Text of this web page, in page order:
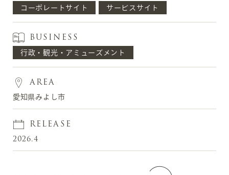
コーポレートサイト サービスサイト
BUSINESS
行政・観光・アミューズメント
AREA
愛知県みよし市
RELEASE
2026.4